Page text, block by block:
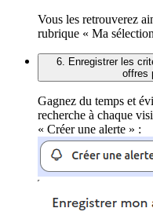
Vous les retrouverez
rubrique « Ma
6. Enregistrer les
offres
Gagnez du temps et
recherche à chaque
« Créer une alerte » :